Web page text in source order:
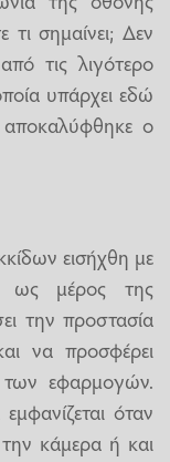
σημαίνει; Δεν
τις λιγότερο
υπάρχει εδώ
ο
εισήχθη με
μέρος της
την προστασία
να προσφέρει
των εφαρμογών.
όταν
κάμερα ή και